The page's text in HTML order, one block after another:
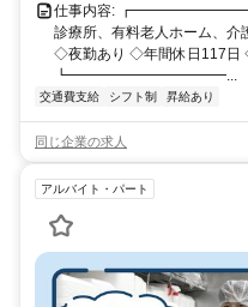
仕事内容:
診療所、有料老人ホーム、介
◇夜勤あり ◇年間休日117日
┗━━━━━━━━━━━...
交通費支給 シフト制 昇給あり
同じ企業の求人
アルバイト・パート